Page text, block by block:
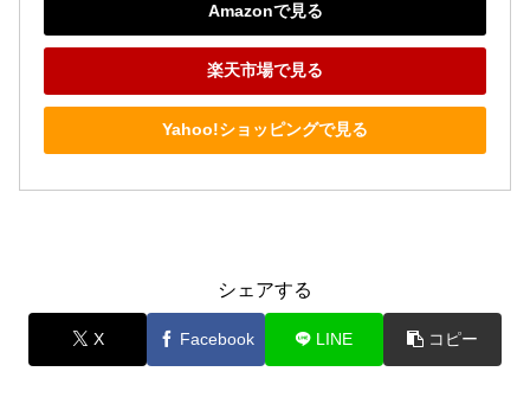
Amazonで見る
楽天市場で見る
Yahoo!ショッピングで見る
シェアする
X Facebook LINE コピー